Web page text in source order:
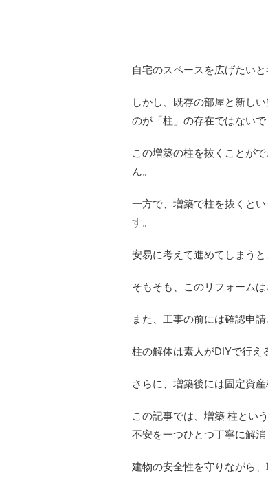
自宅のスペースを広げたい
しかし、既存の部屋と新し
のが「柱」の存在ではないで
この増築の柱を抜くことが
ん。
一方で、増築で柱を抜くと
す。
安易に考えて進めてしまう
そもそも、このリフォーム
また、工事の前には確認申
柱の解体は素人がDIYで行え
さらに、増築後には固定資
この記事では、増築 柱とい
不安を一つひとつ丁寧に解消
建物の安全性を守りながら